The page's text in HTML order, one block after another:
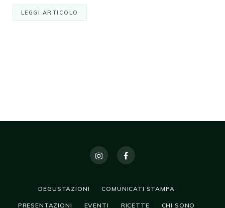
LEGGI ARTICOLO
DEGUSTAZIONI COMUNICATI STAMPA
PRESENTAZIONI EVENTI RICETTE CHI SONO